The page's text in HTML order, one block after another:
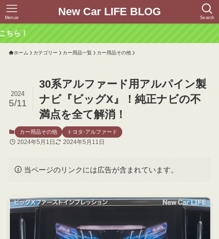
New Car LIFE BLOG Search
Menue
ホーム カテゴリー カー用品一覧 カー用品その他
30系アルファード用アルパイン製
ナビ『ビッグX』！純正ナビの不
満点を全て解消！
2024
5/11
カー用品その他 トヨタ-アルファード
2024年5月1日 2024年5月11日
当ページのリンクには広告が含まれています。